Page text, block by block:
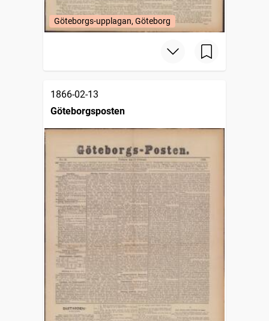
Göteborgs-upplagan, Göteborg
1866-02-13
Göteborgsposten